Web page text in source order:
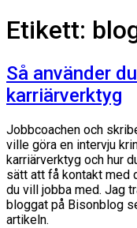
Etikett:
Så använder
karriärverktyg
Jobbcoachen och
ville göra en intervju
karriärverktyg och hur
sätt att få kontakt med
du vill jobba med. Jag
bloggat på Bisonblog
artikeln.